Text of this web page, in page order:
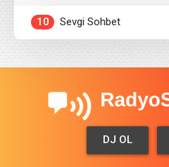
10 Sevgi Sohbet
DJ OL